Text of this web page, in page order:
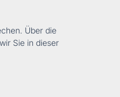
Über die
Sie in dieser